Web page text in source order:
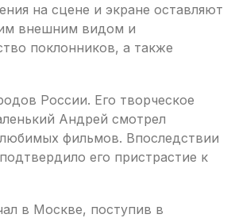
на сцене и экране оставляют
внешним видом и
поклонников, а также
России. Его творческое
Андрей смотрел
фильмов. Впоследствии
его пристрастие к
в Москве, поступив в